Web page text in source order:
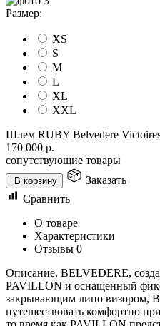
Размер:
XS
S
M
L
XL
XXL
Шлем RUBY Belvedere
170 000 р.
сопутствующие товары
В корзину
Заказать
Сравнить
О товаре
Характеристики
Отзывы 0
Описание. BELVEDERE,
PAVILLON и оснащенный
закрывающим лицо визором,
путешествовать комфортно